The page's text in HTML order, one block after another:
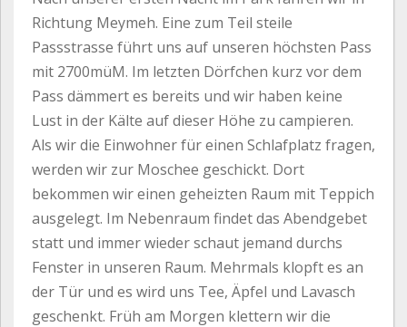
Richtung Meymeh. Eine zum Teil steile
Passstrasse führt uns auf unseren höchsten Pass
mit 2700müM. Im letzten Dörfchen kurz vor dem
Pass dämmert es bereits und wir haben keine
Lust in der Kälte auf dieser Höhe zu campieren.
Als wir die Einwohner für einen Schlafplatz fragen,
werden wir zur Moschee geschickt. Dort
bekommen wir einen geheizten Raum mit Teppich
ausgelegt. Im Nebenraum findet das Abendgebet
statt und immer wieder schaut jemand durchs
Fenster in unseren Raum. Mehrmals klopft es an
der Tür und es wird uns Tee, Äpfel und Lavasch
geschenkt. Früh am Morgen klettern wir die